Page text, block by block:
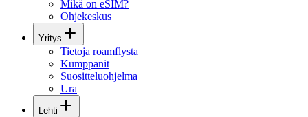
Mikä on eSIM?
Ohjekeskus
Yritys
Tietoja roamflysta
Kumppanit
Suositteluohjelma
Ura
Lehti